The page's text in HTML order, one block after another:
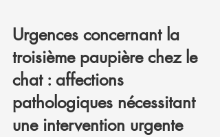
Urgences concernant la
troisième paupière chez le
chat : affections
pathologiques nécessitant
une intervention urgente